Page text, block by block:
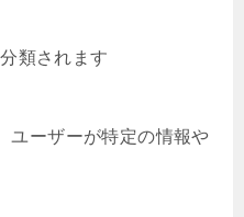
分類されます
ユーザーが特定の情報や